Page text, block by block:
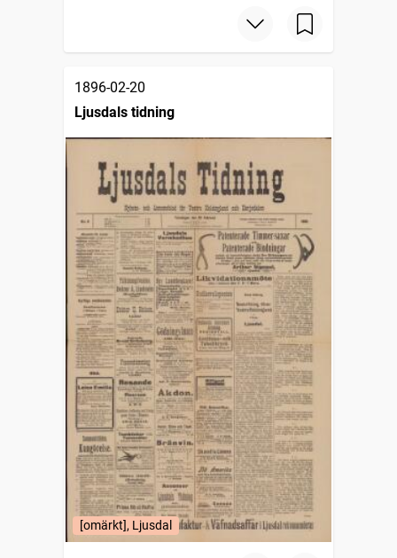
1896-02-20
Ljusdals tidning
[omärkt], Ljusdal